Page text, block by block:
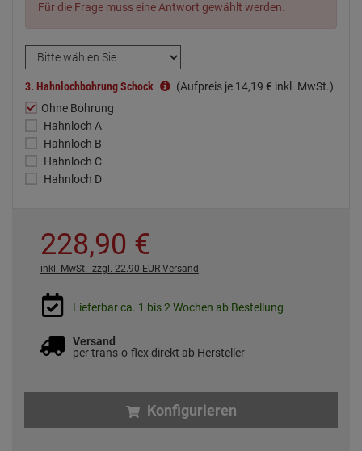
Für die Frage muss eine Antwort gewählt werden.
3. Hahnlochbohrung Schock (Aufpreis je 14,19 € inkl. MwSt.)
Ohne Bohrung
Hahnloch A
Hahnloch B
Hahnloch C
Hahnloch D
228,90 €
inkl. MwSt. zzgl. 22.90 EUR Versand
Lieferbar ca. 1 bis 2 Wochen ab Bestellung
Versand
per trans-o-flex direkt ab Hersteller
Konfigurieren